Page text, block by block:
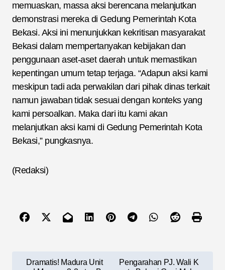
memuaskan, massa aksi berencana melanjutkan
demonstrasi mereka di Gedung Pemerintah Kota
Bekasi. Aksi ini menunjukkan kekritisan masyarakat
Bekasi dalam mempertanyakan kebijakan dan
penggunaan aset-aset daerah untuk memastikan
kepentingan umum tetap terjaga. “Adapun aksi kami
meskipun tadi ada perwakilan dari pihak dinas terkait
namun jawaban tidak sesuai dengan konteks yang
kami persoalkan. Maka dari itu kami akan
melanjutkan aksi kami di Gedung Pemerintah Kota
Bekasi,” pungkasnya.
(Redaksi)
Dramatis! Madura Unit
Pengarahan PJ. Wali K